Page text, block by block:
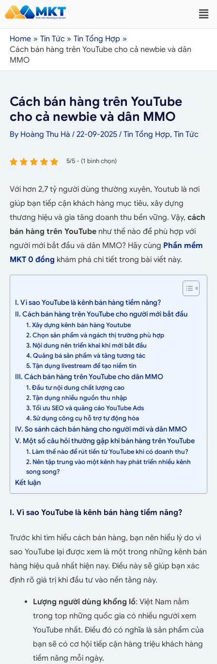
Home Tin Tức
Tin Tổng Hợp
Cách bán hàng trên YouTube cho cả newbie và dân
MMO
Cách bán hàng trên YouTube
cho cả newbie và dân MMO
By Hoàng Thu Hà / 22-09-2025 / Tin Tổng Hợp, Tin Tức
5/5 - (1 bình chọn)
Với hơn 2,7 tỷ người dùng thường xuyên, Youtub là nơi
giúp bạn tiếp cận khách hàng mục tiêu, xây dựng
thương hiệu và gia tăng doanh thu bền vững. Vậy, cách
bán hàng trên YouTube như thế nào để phù hợp với
người mới bắt đầu và dân MMO? Hãy cùng Phần mềm
MKT 0 đồng khám phá chi tiết trong bài viết này.
I. Vì sao YouTube là kênh bán hàng tiềm năng?
II. Cách bán hàng trên YouTube cho người mới bắt đầu
1. Xây dựng kênh bán hàng Youtube
2. Chọn sản phẩm và ngách thị trường phù hợp
3. Nội dung nên triển khai khi mới bắt đầu
4. Quảng bá sản phẩm và tăng tương tác
5. Tận dụng livestream để tạo niềm tin
III. Cách bán hàng trên YouTube cho dân MMO
1. Đầu tư nội dung chất lượng cao
2. Tận dụng nhiều nguồn thu nhập
3. Tối ưu SEO và quảng cáo YouTube Ads
4. Sử dụng công cụ hỗ trợ tự động hóa
IV. So sánh cách bán hàng cho người mới và dân MMO
V. Một số câu hỏi thường gặp khi bán hàng trên YouTube
1. Làm thế nào để rút tiền từ YouTube khi có doanh thu?
2. Nên tập trung vào một kênh hay phát triển nhiều kênh
song song?
Kết luận
I. Vì sao YouTube là kênh bán hàng tiềm năng?
Trước khi tìm hiểu cách bán hàng, bạn nên hiểu lý do vì
sao YouTube lại được xem là một trong những kênh bán
hàng hiệu quả nhất hiện nay. Điều này sẽ giúp bạn xác
định rõ giá trị khi đầu tư vào nền tảng này.
Lượng người dùng khổng lồ: Việt Nam nằm
trong top những quốc gia có nhiều người xem
YouTube nhất. Điều đó có nghĩa là sản phẩm của
bạn sẽ có cơ hội tiếp cận hàng triệu khách hàng
tiềm năng mỗi ngày.